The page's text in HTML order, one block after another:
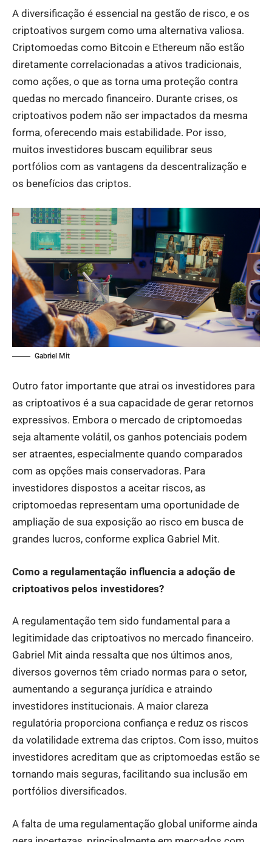
A diversificação é essencial na gestão de risco, e os
criptoativos surgem como uma alternativa valiosa.
Criptomoedas como Bitcoin e Ethereum não estão
diretamente correlacionadas a ativos tradicionais,
como ações, o que as torna uma proteção contra
quedas no mercado financeiro. Durante crises, os
criptoativos podem não ser impactados da mesma
forma, oferecendo mais estabilidade. Por isso,
muitos investidores buscam equilibrar seus
portfólios com as vantagens da descentralização e
os benefícios das criptos.
Gabriel Mit
Outro fator importante que atrai os investidores para
as criptoativos é a sua capacidade de gerar retornos
expressivos. Embora o mercado de criptomoedas
seja altamente volátil, os ganhos potenciais podem
ser atraentes, especialmente quando comparados
com as opções mais conservadoras. Para
investidores dispostos a aceitar riscos, as
criptomoedas representam uma oportunidade de
ampliação de sua exposição ao risco em busca de
grandes lucros, conforme explica Gabriel Mit.
Como a regulamentação influencia a adoção de
criptoativos pelos investidores?
A regulamentação tem sido fundamental para a
legitimidade das criptoativos no mercado financeiro.
Gabriel Mit ainda ressalta que nos últimos anos,
diversos governos têm criado normas para o setor,
aumentando a segurança jurídica e atraindo
investidores institucionais. A maior clareza
regulatória proporciona confiança e reduz os riscos
da volatilidade extrema das criptos. Com isso, muitos
investidores acreditam que as criptomoedas estão se
tornando mais seguras, facilitando sua inclusão em
portfólios diversificados.
A falta de uma regulamentação global uniforme ainda